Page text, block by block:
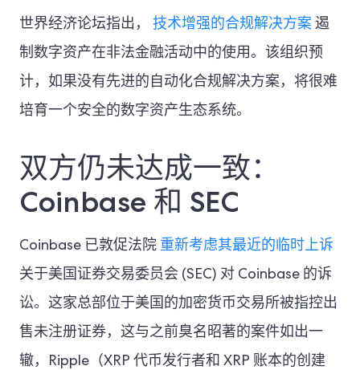
世界经济论坛指出， 技术增强的合规解决方案 遏
制数字资产在非法金融活动中的使用。该组织预
计，如果没有先进的自动化合规解决方案，将很难
培育一个安全的数字资产生态系统。
双方仍未达成一致：
Coinbase 和 SEC
Coinbase 已敦促法院 重新考虑其最近的临时上诉
关于美国证券交易委员会 (SEC) 对 Coinbase 的诉
讼。这家总部位于美国的加密货币交易所被指控出
售未注册证券，这与之前臭名昭著的案件如出一
辙，Ripple（XRP 代币发行者和 XRP 账本的创建